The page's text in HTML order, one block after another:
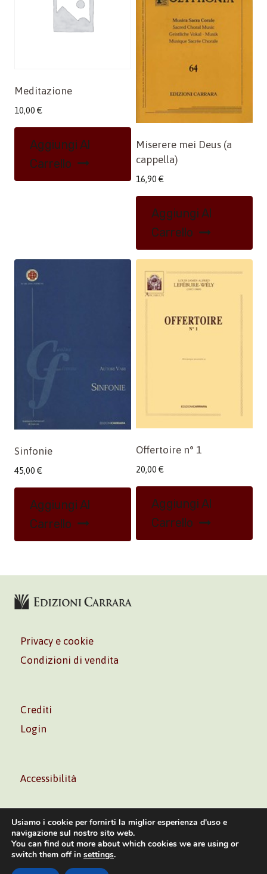
Meditazione
10,00 €
Aggiungi Al
Carrello
Miserere mei Deus (a
cappella)
16,90 €
Aggiungi Al
Carrello
Sinfonie
45,00 €
Aggiungi Al
Carrello
Offertoire n° 1
20,00 €
Aggiungi Al
Carrello
Privacy e cookie
Condizioni di vendita
Crediti
Login
Accessibilità
Volontè & Co. Srl – P.I. 06181480960 –info@volonte-
Usiamo i cookie per fornirti la miglior esperienza d'uso e
navigazione sul nostro sito web.
You can find out more about which cookies we are using or
switch them off in settings.